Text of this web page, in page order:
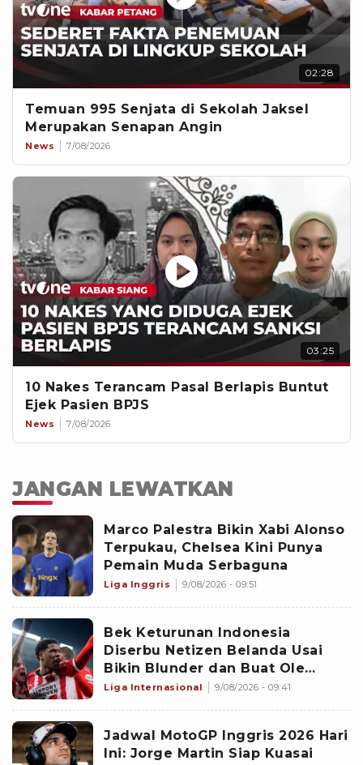
02:28
Temuan 995 Senjata di Sekolah Jaksel
Merupakan Senapan Angin
News 7/08/2026
03:25
10 Nakes Terancam Pasal Berlapis Buntut
Ejek Pasien BPJS
News 7/08/2026
JANGAN LEWATKAN
Marco Palestra Bikin Xabi Alonso
Terpukau, Chelsea Kini Punya
Pemain Muda Serbaguna
Liga Inggris 9/08/2026 - 09:51
Bek Keturunan Indonesia
Diserbu Netizen Belanda Usai
Bikin Blunder dan Buat Ole
Romeny Cetak Gol Debut di
Liga Internasional 9/08/2026 - 09:41
Jadwal MotoGP Inggris 2026 Hari
Ini: Jorge Martin Siap Kuasai